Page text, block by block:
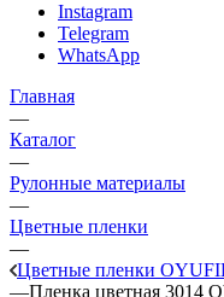
Instagram
Telegram
WhatsApp
Главная
—
Каталог
—
Рулонные материалы
—
Цветные пленки
—
Цветные пленки
—Пленка цветная 3014